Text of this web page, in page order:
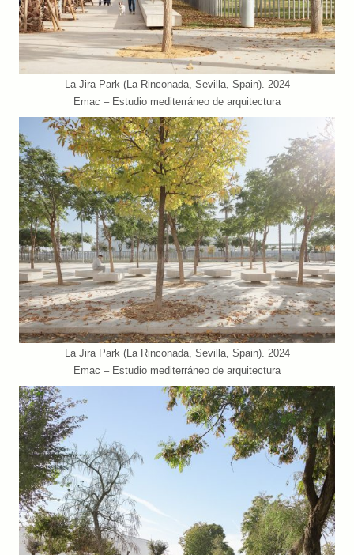
La Jira Park (La Rinconada, Sevilla, Spain). 2024
Emac – Estudio mediterráneo de arquitectura
La Jira Park (La Rinconada, Sevilla, Spain). 2024
Emac – Estudio mediterráneo de arquitectura